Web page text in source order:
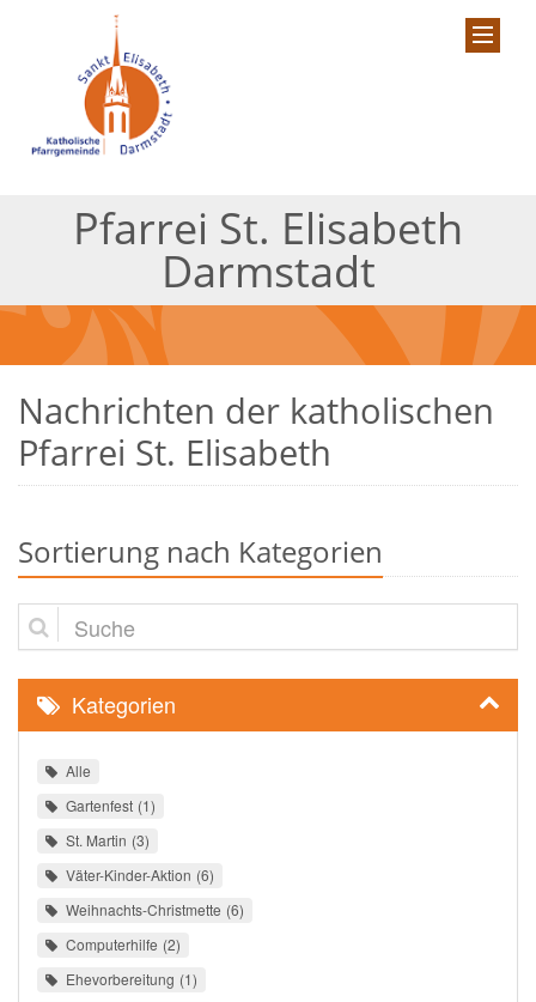
Pfarrei St. Elisabeth
Darmstadt
Nachrichten der katholischen
Pfarrei St. Elisabeth
Sortierung nach Kategorien
Suche
Kategorien
Alle
Gartenfest 1
St. Martin 3
Väter-Kinder-Aktion 6
Weihnachts-Christmette 6
Computerhilfe 2
Ehevorbereitung 1